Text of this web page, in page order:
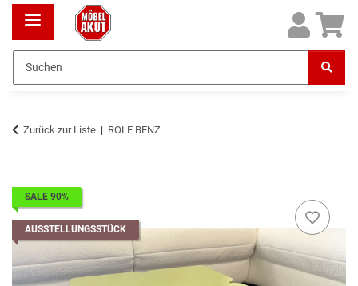
Zurück zur Liste ROLF BENZ
SALE 90%
AUSSTELLUNGSSTÜCK